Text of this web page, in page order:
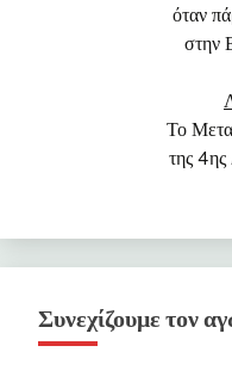
όταν
στην
Το
της
Συνεχίζουμε τον